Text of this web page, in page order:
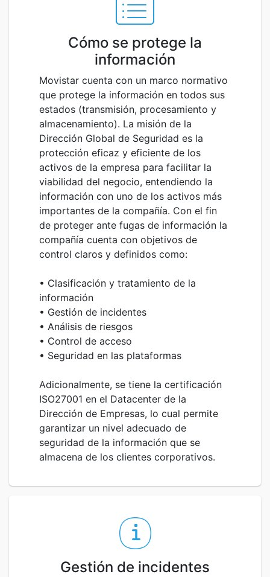
Cómo se protege la
información
Movistar cuenta con un marco normativo
que protege la información en todos sus
estados (transmisión, procesamiento y
almacenamiento). La misión de la
Dirección Global de Seguridad es la
protección eficaz y eficiente de los
activos de la empresa para facilitar la
viabilidad del negocio, entendiendo la
información con uno de los activos más
importantes de la compañía. Con el fin
de proteger ante fugas de información la
compañía cuenta con objetivos de
control claros y definidos como:
• Clasificación y tratamiento de la
información
• Gestión de incidentes
• Análisis de riesgos
• Control de acceso
• Seguridad en las plataformas
Adicionalmente, se tiene la certificación
ISO27001 en el Datacenter de la
Dirección de Empresas, lo cual permite
garantizar un nivel adecuado de
seguridad de la información que se
almacena de los clientes corporativos.
Gestión de incidentes